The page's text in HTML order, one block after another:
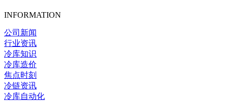
INFORMATION
公司新闻
行业资讯
冷库知识
冷库造价
焦点时刻
冷链资讯
冷库自动化